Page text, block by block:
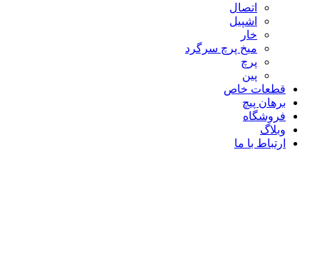
اتصال
اشپیل
خار
میخ پرچ سرگرد
پرچ
پین
قطعات خاص
برهان پیچ
فروشگاه
وبلاگ
ارتباط با ما